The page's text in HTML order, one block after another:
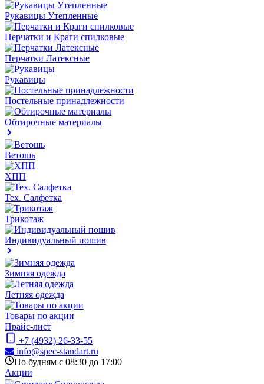
Рукавицы Утепленные
Перчатки и Краги спилковые
Перчатки Латексные
Рукавицы
Постельные принадлежности
Обтирочные материалы
Ветошь
ХПП
Тех. Салфетка
Трикотаж
Индивидуальный пошив
Зимняя одежда
Летняя одежда
Товары по акции
Прайс-лист
+7 (4932) 26-33-55
info@spec-standart.ru
По будням с 08:30 до 17:00
Акции